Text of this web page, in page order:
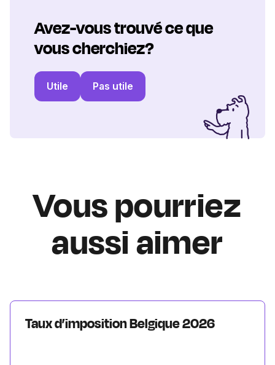
Avez-vous trouvé ce que
vous cherchiez?
Utile Pas utile
Vous pourriez
aussi aimer
Taux d’imposition Belgique 2026